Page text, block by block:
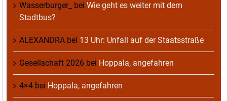
Wasserburger_ bei Wie geht es weiter mit dem
Stadtbus?
ALEXANDRA bei 13 Uhr: Unfall auf der Staatsstraße
Gesellschaft 2026 bei Hoppala, angefahren
4×4 bei Hoppala, angefahren